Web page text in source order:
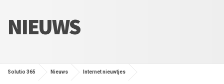
NIEUWS
Solutio 365 Nieuws Internet nieuwtjes